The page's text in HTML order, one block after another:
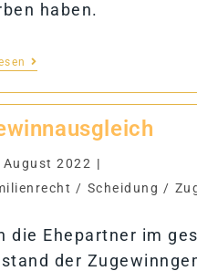
haben.
August 2022
/ Scheidung /
die Ehepartner im
der